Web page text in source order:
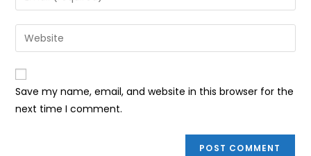
to
comment
your
email
address
comment
Enter
your
website
URL
(optional)
Save my name, email, and website in this browser for the
next time I comment.